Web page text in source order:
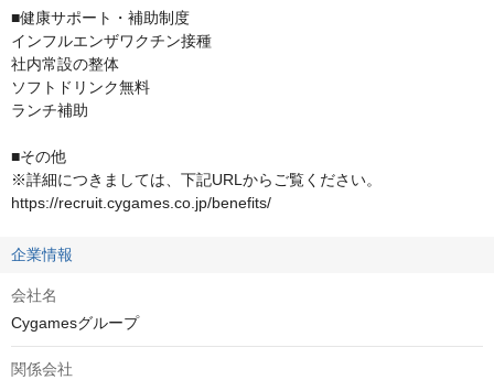
■健康サポート・補助制度
インフルエンザワクチン接種
社内常設の整体
ソフトドリンク無料
ランチ補助
■その他
※詳細につきましては、下記URLからご覧ください。
https://recruit.cygames.co.jp/benefits/
企業情報
会社名
Cygamesグループ
関係会社